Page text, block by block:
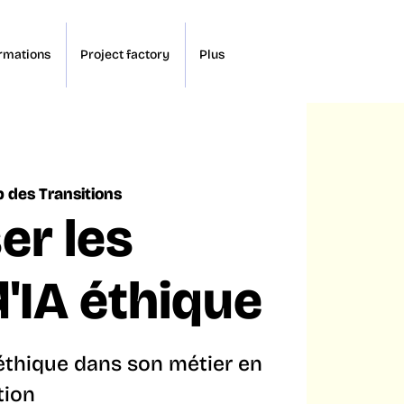
Project factory Plus
des Transitions
les
éthique
dans son métier en